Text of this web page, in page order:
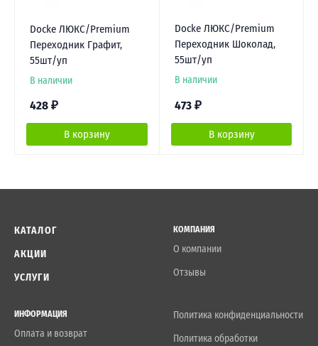
Docke ЛЮКС/Premium
Переходник Графит,
55шт/уп
В наличии
428 ₽
В корзину
Docke ЛЮКС/Premium
Переходник Шоколад,
55шт/уп
В наличии
473 ₽
В корзину
КАТАЛОГ
АКЦИИ
УСЛУГИ
КОМПАНИЯ
О компании
Отзывы
ИНФОРМАЦИЯ
Оплата и возврат
Политика конфиденциальности
Политика обработки